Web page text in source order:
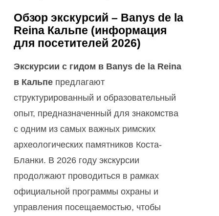
Обзор экскурсий – Banys de la
Reina Кальпе (информация
для посетителей 2026)
Экскурсии с гидом в Banys de la Reina
в Кальпе предлагают
структурированный и образовательный
опыт, предназначенный для знакомства
с одним из самых важных римских
археологических памятников Коста-
Бланки. В 2026 году экскурсии
продолжают проводиться в рамках
официальной программы охраны и
управления посещаемостью, чтобы